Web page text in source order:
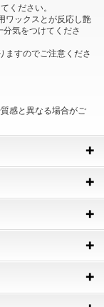
ください。
ワックスとが反応し艶
気をつけてくださ
ますのでご注意くださ
感と異なる場合がご